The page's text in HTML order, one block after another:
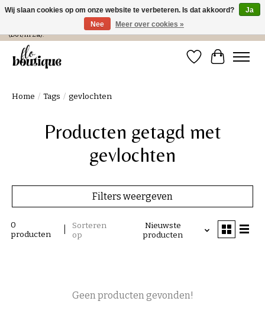
Verzending in NL € 4,99 en gratis bij een bestelling > € 100 of afhalen in de winkel
(Do t/m Za).
Verlanglijst
Home / Tags / gevlochten
Producten getagd met
gevlochten
Filters weergeven
0
producten
Sorteren
op
Nieuwste
producten
Geen producten gevonden!
Wij slaan cookies op om onze website te verbeteren. Is dat akkoord?
Ja
Nee
Meer over cookies »